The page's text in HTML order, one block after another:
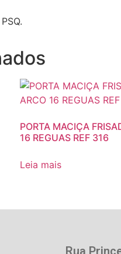
PORTA MACIÇA
16 REGUAS REF 316
Leia mais
Rua